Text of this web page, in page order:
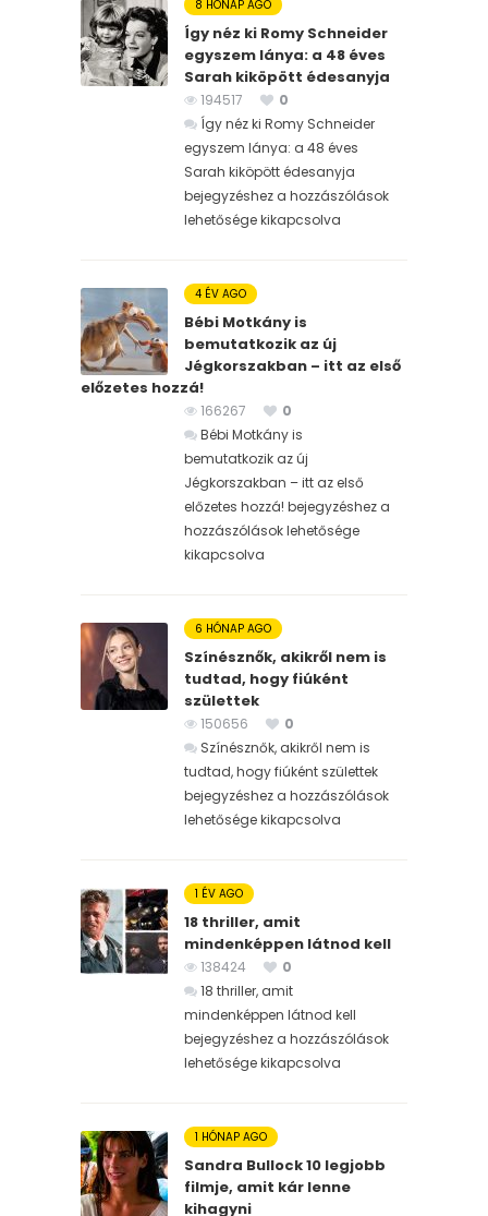
8 HÓNAP AGO
Így néz ki Romy Schneider
egyszem lánya: a 48 éves
Sarah kiköpött édesanyja
194517
0
Így néz ki Romy Schneider
egyszem lánya: a 48 éves
Sarah kiköpött édesanyja
bejegyzéshez a hozzászólások
lehetősége kikapcsolva
4 ÉV AGO
Bébi Motkány is
bemutatkozik az új
Jégkorszakban – itt az első
előzetes hozzá!
166267
0
Bébi Motkány is
bemutatkozik az új
Jégkorszakban – itt az első
előzetes hozzá! bejegyzéshez a
hozzászólások lehetősége
kikapcsolva
6 HÓNAP AGO
Színésznők, akikről nem is
tudtad, hogy fiúként
születtek
150656
0
Színésznők, akikről nem is
tudtad, hogy fiúként születtek
bejegyzéshez a hozzászólások
lehetősége kikapcsolva
1 ÉV AGO
18 thriller, amit
mindenképpen látnod kell
138424
0
18 thriller, amit
mindenképpen látnod kell
bejegyzéshez a hozzászólások
lehetősége kikapcsolva
1 HÓNAP AGO
Sandra Bullock 10 legjobb
filmje, amit kár lenne
kihagyni